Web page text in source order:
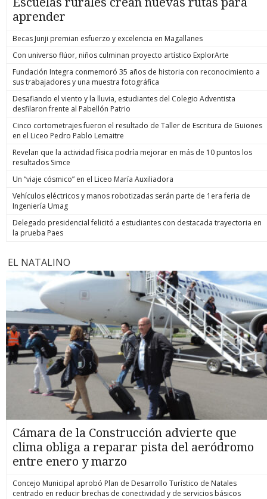
aprender
Becas Junji premian esfuerzo y excelencia en Magallanes
Con universo flúor, niños culminan proyecto artístico ExplorArte
Fundación Integra conmemoró 35 años de historia con reconocimiento a
sus trabajadores y una muestra fotográfica
Desafiando el viento y la lluvia, estudiantes del Colegio Adventista
desfilaron frente al Pabellón Patrio
Cinco cortometrajes fueron el resultado de Taller de Escritura de Guiones
en el Liceo Pedro Pablo Lemaitre
Revelan que la actividad física podría mejorar en más de 10 puntos los
resultados Simce
Un “viaje cósmico” en el Liceo María Auxiliadora
Vehículos eléctricos y manos robotizadas serán parte de 1era feria de
Ingeniería Umag
Delegado presidencial felicitó a estudiantes con destacada trayectoria en
la prueba Paes
EL NATALINO
Cámara de la Construcción advierte que
clima obliga a reparar pista del aeródromo
entre enero y marzo
Concejo Municipal aprobó Plan de Desarrollo Turístico de Natales
centrado en reducir brechas de conectividad y de servicios básicos